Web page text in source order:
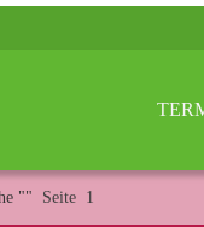
"" Seite 1